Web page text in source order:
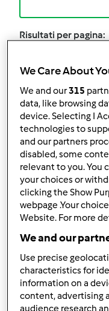
Risultati per pagina:
Predefinito
I filtri:
Pane
Annulla
da
We Care About
We and our315
data, like browsing
device. Selecting I
technologies to
and our partners
disabled, some
relevant to you. You
your choices or
clicking the Show
webpage .Your
Website. For more
We and our
Use precise
characteristics for
information on a
content, advertising